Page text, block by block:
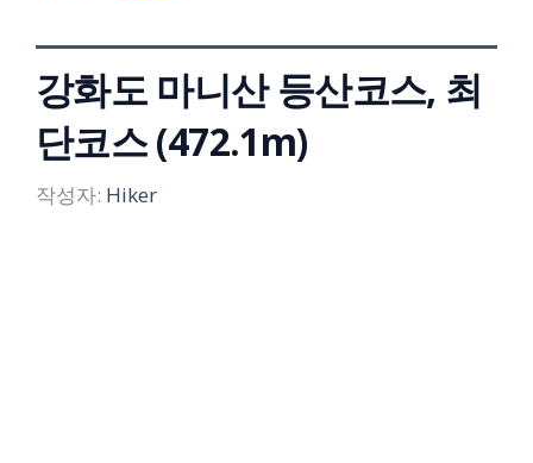
강화도 마니산 등산코스, 최
단코스 (472.1m)
작성자: Hiker